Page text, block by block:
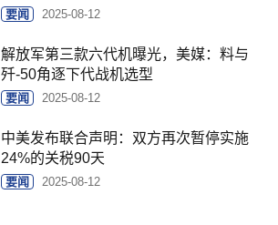
要闻 2025-08-12
解放军第三款六代机曝光，美媒：料与
歼-50角逐下代战机选型
要闻 2025-08-12
中美发布联合声明：双方再次暂停实施
24%的关税90天
要闻 2025-08-12